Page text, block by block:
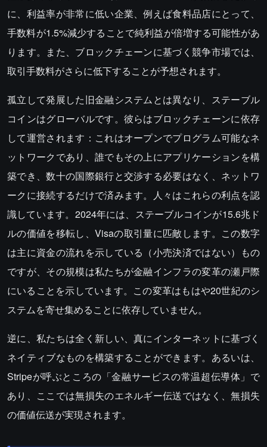
に、利益率が非常に低い企業、例えば食料品店にとって、
手数料が1.5%減少することで純利益が倍増する可能性があ
ります。また、ブロックチェーンに基づく競争市場では、
取引手数料がさらに低下することが予想されます。
孤立して発展した旧金融システムとは異なり、ステーブル
コインはグローバルです。彼らはブロックチェーンに依存
して運営されます：これはオープンでプログラム可能なネ
ットワークであり、誰でもその上にアプリケーションを構
築でき、数十の国際銀行と交渉する必要はなく、ネットワ
ークに接続するだけで済みます。人々はこれらの利点を認
識しています。2024年には、ステーブルコインが15.6兆ド
ルの価値を移転し、Visaの取引量に匹敵します。この数字
は主に資金の流れを示している（小売決済ではない）もの
ですが、その規模は私たちが金融インフラの変革の瀬戸際
にいることを示しています。この変革はもはや20世紀のシ
ステムを寄せ集めることに依存していません。
逆に、私たちは全く新しい、真にインターネットに基づく
ネイティブなものを構築することができます。あるいは、
Stripeが呼ぶところの「金融サービスの常温超伝導体」で
あり、ここでは無損失のエネルギー伝送ではなく、無損失
の価値伝送が実現されます。